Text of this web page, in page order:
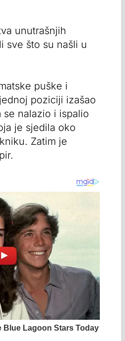
unutrašnjih
sve što su našli u
puške i
poziciji izašao
nalazio i ispalio
je sjedila oko
Zatim je